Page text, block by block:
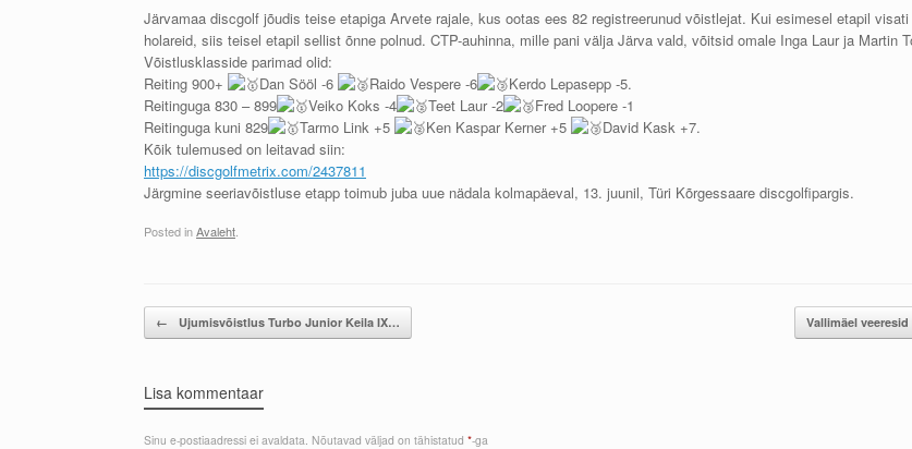
Järvamaa discgolf jõudis teise etapiga Arvete rajale, kus ootas ees 82 registreerunud võistlejat. Kui esimesel etapil visati
holareid, siis teisel etapil sellist õnne polnud. CTP-auhinna, mille pani välja Järva vald, võitsid omale Inga Laur ja Martin
Võistlusklasside parimad olid:
Reiting 900+
Dan Sööl -6 Raido Vespere -6
Kerdo Lepasepp -5.
Reitinguga 830 – 899
Veiko Koks -4 Teet Laur -2
Fred Loopere -1
Reitinguga kuni 829
Tarmo Link +5 Ken Kaspar Kerner +5
David Kask +7.
Kõik tulemused on leitavad siin:
https://discgolfmetrix.com/2437811
Järgmine seeriavõistluse etapp toimub juba uue nädala kolmapäeval, 13. juunil, Türi Kõrgessaare discgolfipargis.
Posted inAvaleht
Post navigation
← Ujumisvõistlus Turbo Junior Keila IX… Vallimäel
Lisa kommentaar
Sinu e-postiaadressi ei avaldata. Nõutavad väljad on tähistatud *-ga